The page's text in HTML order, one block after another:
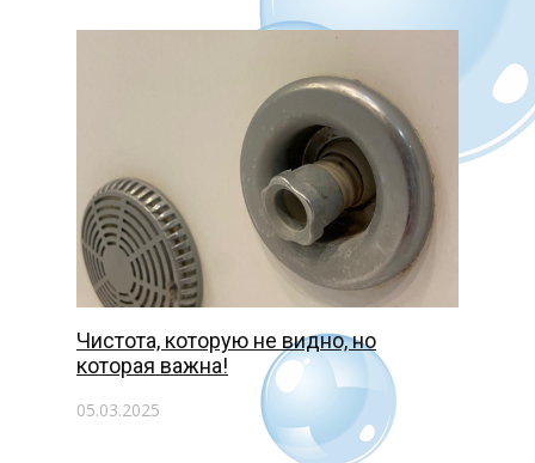
Чистота, которую не видно, но
которая важна!
05.03.2025